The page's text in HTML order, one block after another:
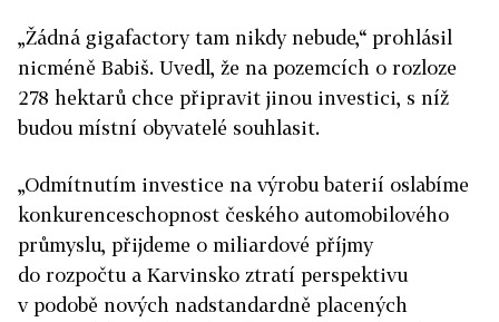
„Žádná gigafactory tam nikdy nebude,“ prohlásil
nicméně Babiš. Uvedl, že na pozemcích o rozloze
278 hektarů chce připravit jinou investici, s níž
budou místní obyvatelé souhlasit.
„Odmítnutím investice na výrobu baterií oslabíme
konkurenceschopnost českého automobilového
průmyslu, přijdeme o miliardové příjmy
do rozpočtu a Karvinsko ztratí perspektivu
v podobě nových nadstandardně placených